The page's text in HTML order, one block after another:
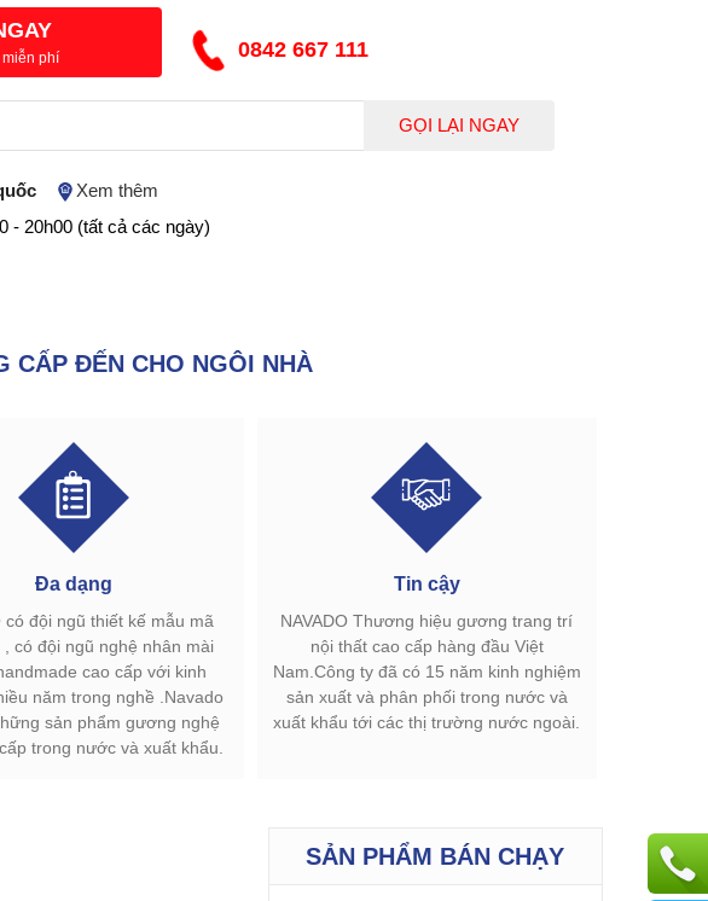
phí 0842 667 111
GỌI LẠI NGAY
Xem thêm
- 20h00 (tất cả các ngày)
CẤP ĐẾN CHO NGÔI NHÀ
Đa dạng
có đội ngũ thiết kế mẫu mã
, có đội ngũ nghệ nhân mài
cao cấp với kinh
năm trong nghề .Navado
sản phẩm gương nghệ
trong nước và xuất khẩu.
Tin cậy
NAVADO Thương hiệu gương trang trí
nội thất cao cấp hàng đầu Việt
Nam.Công ty đã có 15 năm kinh nghiệm
sản xuất và phân phối trong nước và
xuất khẩu tới các thị trường nước ngoài.
SẢN PHẨM BÁN CHẠY